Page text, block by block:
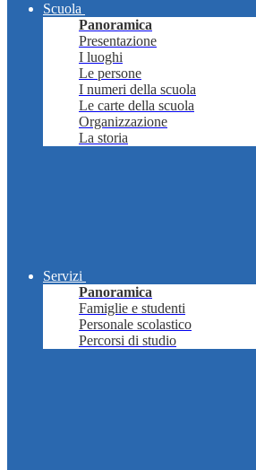
Scuola
Panoramica
Presentazione
I luoghi
Le persone
I numeri della scuola
Le carte della scuola
Organizzazione
La storia
Servizi
Panoramica
Famiglie e studenti
Personale scolastico
Percorsi di studio